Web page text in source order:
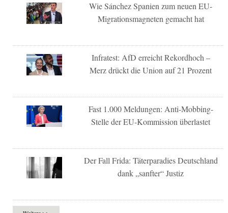
Wie Sánchez Spanien zum neuen EU-
Migrationsmagneten gemacht hat
Infratest: AfD erreicht Rekordhoch –
Merz drückt die Union auf 21 Prozent
Fast 1.000 Meldungen: Anti-Mobbing-
Stelle der EU-Kommission überlastet
Der Fall Frida: Täterparadies Deutschland
dank „sanfter“ Justiz